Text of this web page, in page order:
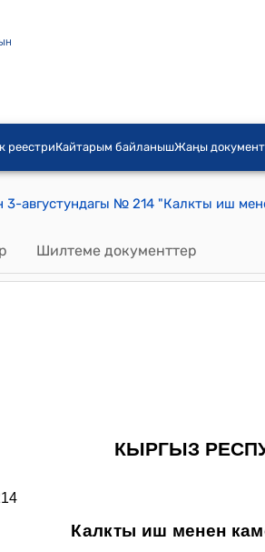
реестриКайтарым байланышЖаңы
Шилтеме документтер